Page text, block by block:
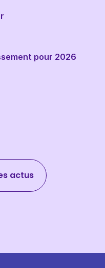
pour 2026
actus